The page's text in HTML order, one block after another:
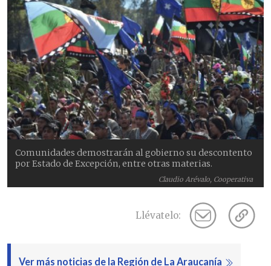
Claudio Arévalo, Cooperativa
Comunidades demostrarán al gobierno su descontento
por Estado de Excepción, entre otras materias.
Llévatelo:
Ver más noticias de la Región de La Araucanía